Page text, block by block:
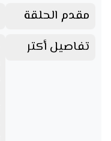
مقدم الحلقة
تفاصيل أكتر